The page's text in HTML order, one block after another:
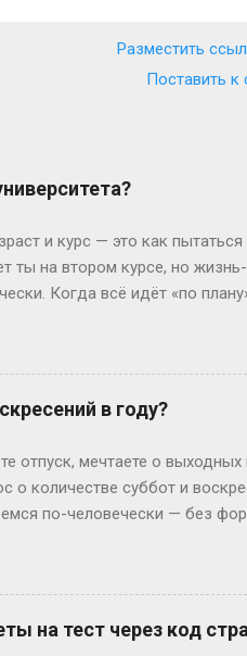
Разместить
Поставить к
и курс — это как
ты на втором курсе, но
Когда всё идёт «по
отучился год,
Или Мария из Испании:
пока её ровесники
обидно: тебе 19, а ты только
Иван с первого к...
в году?
отпуск, мечтаете о
о количестве суббот и
по-человечески — без
воскресений выходит по 52
он прицепляется к
год начнется со вторника.
52 недели и 2 дня
на тест через код